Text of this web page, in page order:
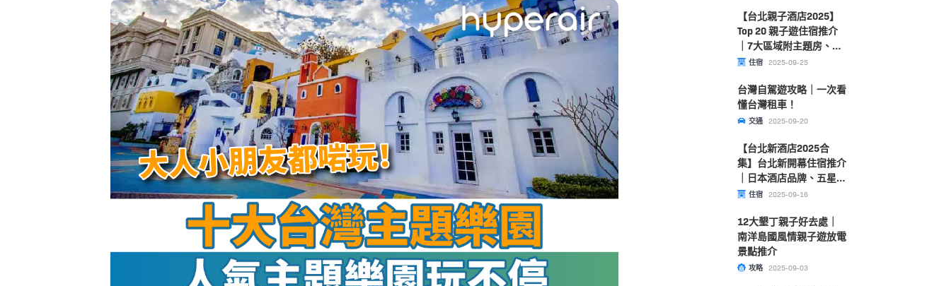
【台北親子酒店2025】
Top 20 親子遊住宿推介
｜7大區域附主題房、溫
泉、遊戲室
住宿 2025-09-25
台灣自駕遊攻略｜一次看
懂台灣租車！
交通 2025-09-20
【台北新酒店2025合
集】台北新開幕住宿推介
｜日本酒店品牌、五星級
住宿、歎米芝蓮推介餐廳
住宿 2025-09-16
12大墾丁親子好去處｜
南洋島國風情親子遊放電
景點推介
攻略 2025-09-03